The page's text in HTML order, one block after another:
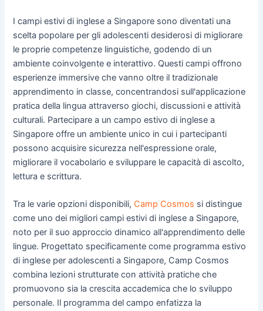
I campi estivi di inglese a Singapore sono diventati una
scelta popolare per gli adolescenti desiderosi di migliorare
le proprie competenze linguistiche, godendo di un
ambiente coinvolgente e interattivo. Questi campi offrono
esperienze immersive che vanno oltre il tradizionale
apprendimento in classe, concentrandosi sull'applicazione
pratica della lingua attraverso giochi, discussioni e attività
culturali. Partecipare a un campo estivo di inglese a
Singapore offre un ambiente unico in cui i partecipanti
possono acquisire sicurezza nell'espressione orale,
migliorare il vocabolario e sviluppare le capacità di ascolto,
lettura e scrittura.
Tra le varie opzioni disponibili, Camp Cosmos si distingue
come uno dei migliori campi estivi di inglese a Singapore,
noto per il suo approccio dinamico all'apprendimento delle
lingue. Progettato specificamente come programma estivo
di inglese per adolescenti a Singapore, Camp Cosmos
combina lezioni strutturate con attività pratiche che
promuovono sia la crescita accademica che lo sviluppo
personale. Il programma del campo enfatizza la